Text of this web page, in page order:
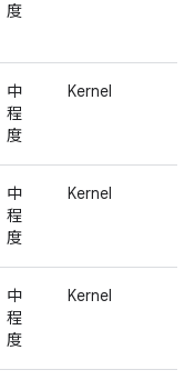
度
中
程
度
Kernel
中
程
度
Kernel
中
程
度
Kernel